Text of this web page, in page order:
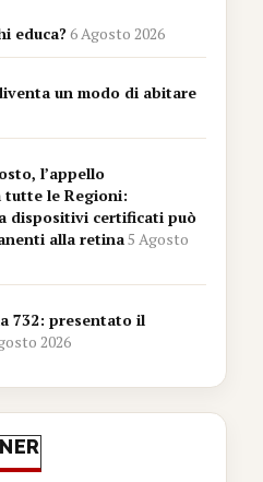
educa?6 Agosto 2026
un modo di abitare
l’appello
tutte le Regioni:
dispositivi certificati può
alla retina5 Agosto
732: presentato il
2026